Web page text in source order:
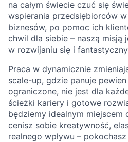
na całym świecie czuć się
wspierania przedsiębiorców
biznesów, po pomoc ich
chwil dla siebie – naszą misją
w rozwijaniu się i
Praca w dynamicznie
scale-up, gdzie panuje
ograniczone, nie jest dla
ścieżki kariery i gotowe
będziemy idealnym miejscem
cenisz sobie kreatywność,
realnego wpływu –